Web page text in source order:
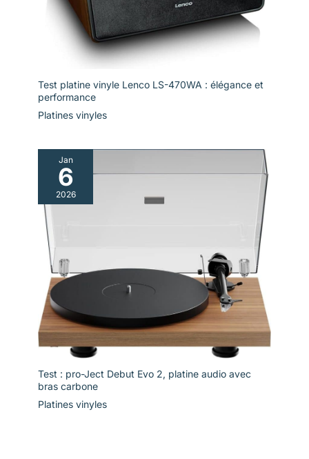
Test platine vinyle Lenco LS-470WA : élégance et
performance
Platines vinyles
Jan
6
2026
Test : pro-Ject Debut Evo 2, platine audio avec
bras carbone
Platines vinyles